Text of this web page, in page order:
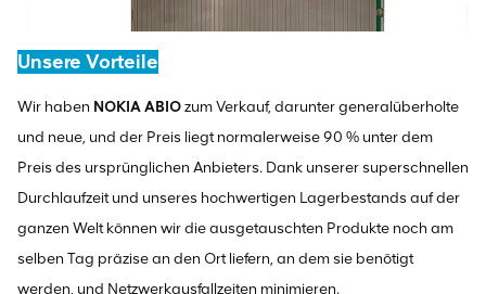
Unsere Vorteile
Wir haben NOKIA ABIOzum Verkauf, darunter generalüberholte
und neue, und der Preis liegt normalerweise 90 % unter dem
Preis des ursprünglichen Anbieters. Dank unserer superschnellen
Durchlaufzeit und unseres hochwertigen Lagerbestands auf der
ganzen Welt können wir die ausgetauschten Produkte noch am
selben Tag präzise an den Ort liefern, an dem sie benötigt
werden, und Netzwerkausfallzeiten minimieren.